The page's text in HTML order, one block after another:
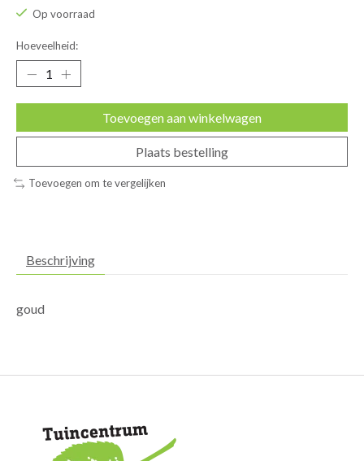
Op voorraad
Hoeveelheid:
Toevoegen aan winkelwagen
Plaats bestelling
Toevoegen om te vergelijken
Beschrijving
goud